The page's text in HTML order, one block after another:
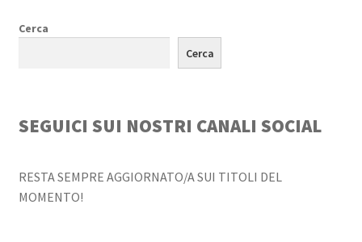
Cerca
Cerca
SEGUICI SUI NOSTRI CANALI SOCIAL
RESTA SEMPRE AGGIORNATO/A SUI TITOLI DEL
MOMENTO!